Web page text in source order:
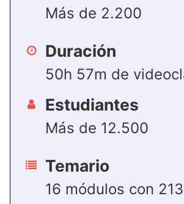
Más de 2.200
Duración
50h 57m de
Estudiantes
Más de 12.500
Temario
16 módulos con